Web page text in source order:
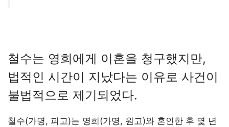
철수는 영희에게 이혼을 청구했지만,
법적인 시간이 지났다는 이유로 사건이
불법적으로 제기되었다.
철수(가명, 피고)는 영희(가명, 원고)와 혼인한 후 몇 년